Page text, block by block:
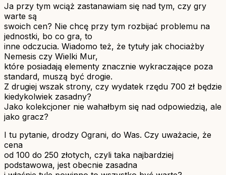
Ja przy tym wciąż zastanawiam się nad tym, czy gry
warte są
swoich cen? Nie chcę przy tym rozbijać problemu na
jednostki, bo co gra, to
inne odczucia. Wiadomo też, że tytuły jak chociażby
Nemesis czy Wielki Mur,
które posiadają elementy znacznie wykraczające poza
standard, muszą być drogie.
Z drugiej wszak strony, czy wydatek rzędu 700 zł będzie
kiedykolwiek zasadny?
Jako kolekcjoner nie wahałbym się nad odpowiedzią, ale
jako gracz?
I tu pytanie, drodzy Ograni, do Was. Czy uważacie, że
cena
od 100 do 250 złotych, czyli taka najbardziej
podstawowa, jest obecnie zasadna